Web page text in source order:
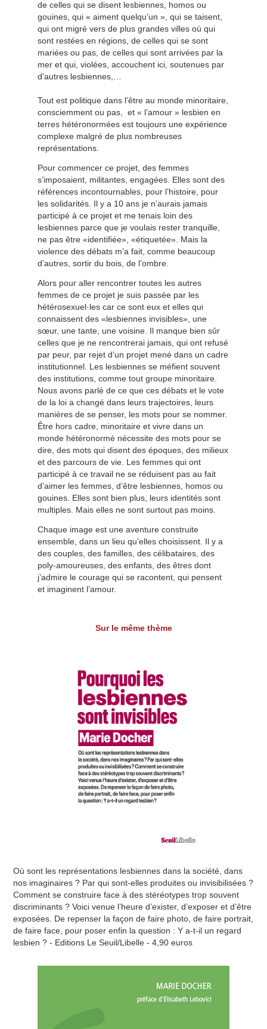
de celles qui se disent lesbiennes, homos ou
gouines, qui « aiment quelqu’un », qui se taisent,
qui ont migré vers de plus grandes villes où qui
sont restées en régions, de celles qui se sont
mariées ou pas, de celles qui sont arrivées par la
mer et qui, violées, accouchent ici, soutenues par
d’autres lesbiennes,…
Tout est politique dans l’être au monde minoritaire,
consciemment ou pas, et « l’amour » lesbien en
terres hétéronormées est toujours une expérience
complexe malgré de plus nombreuses
représentations.
Pour commencer ce projet, des femmes
s’imposaient, militantes, engagées. Elles sont des
références incontournables, pour l’histoire, pour
les solidarités. Il y a 10 ans je n’aurais jamais
participé à ce projet et me tenais loin des
lesbiennes parce que je voulais rester tranquille,
ne pas être «identifiée», «étiquetée». Mais la
violence des débats m’a fait, comme beaucoup
d’autres, sortir du bois, de l’ombre.
Alors pour aller rencontrer toutes les autres
femmes de ce projet je suis passée par les
hétérosexuel·les car ce sont eux et elles qui
connaissent des «lesbiennes invisibles», une
sœur, une tante, une voisine. Il manque bien sûr
celles que je ne rencontrerai jamais, qui ont refusé
par peur, par rejet d’un projet mené dans un cadre
institutionnel. Les lesbiennes se méfient souvent
des institutions, comme tout groupe minoritaire.
Nous avons parlé de ce que ces débats et le vote
de la loi a changé dans leurs trajectoires, leurs
manières de se penser, les mots pour se nommer.
Être hors cadre, minoritaire et vivre dans un
monde hétéronormé nécessite des mots pour se
dire, des mots qui disent des époques, des milieux
et des parcours de vie. Les femmes qui ont
participé à ce travail ne se réduisent pas au fait
d’aimer les femmes, d’être lesbiennes, homos ou
gouines. Elles sont bien plus, leurs identités sont
multiples. Mais elles ne sont surtout pas moins.
Chaque image est une aventure construite
ensemble, dans un lieu qu’elles choisissent. Il y a
des couples, des familles, des célibataires, des
poly-amoureuses, des enfants, des êtres dont
j’admire le courage qui se racontent, qui pensent
et imaginent l’amour.
Sur le même thème
Où sont les représentations lesbiennes dans la société, dans
nos imaginaires ? Par qui sont-elles produites ou invisibilisées ?
Comment se construire face à des stéréotypes trop souvent
discriminants ? Voici venue l’heure d’exister, d’exposer et d’être
exposées. De repenser la façon de faire photo, de faire portrait,
de faire face, pour poser enfin la question : Y a-t-il un regard
lesbien ? - Editions Le Seuil/Libelle - 4,90 euros